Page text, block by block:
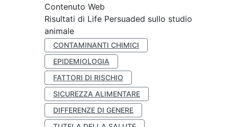
Contenuto Web
Risultati di Life Persuaded sullo studio
animale
CONTAMINANTI CHIMICI
EPIDEMIOLOGIA
FATTORI DI RISCHIO
SICUREZZA ALIMENTARE
DIFFERENZE DI GENERE